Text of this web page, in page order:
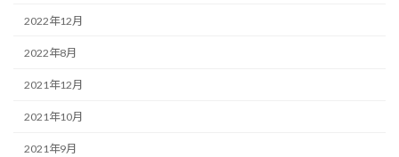
2022年12月
2022年8月
2021年12月
2021年10月
2021年9月